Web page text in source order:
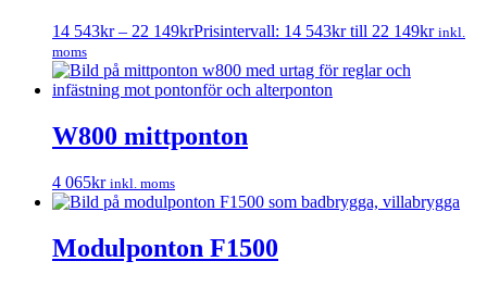
14 543kr – 22 149krPrisintervall: 14 543kr till 22 149kr inkl.
moms
W800 mittponton
4 065kr inkl. moms
Modulponton F1500